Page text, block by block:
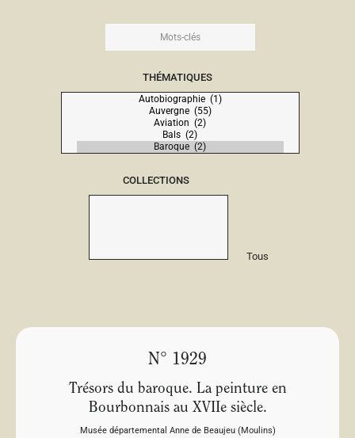
THÉMATIQUES
COLLECTIONS
Tous
N° 1929
Trésors du baroque. La peinture en
Bourbonnais au XVIIe siècle.
Musée départemental Anne de Beaujeu (Moulins)